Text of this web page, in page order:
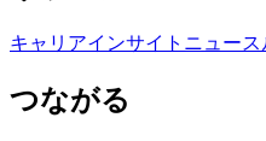
キャリアインサイト ニュース
つながる